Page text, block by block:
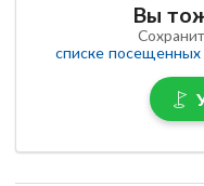
Вы
списке посещенных